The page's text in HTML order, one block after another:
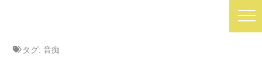
タグ: 音痴